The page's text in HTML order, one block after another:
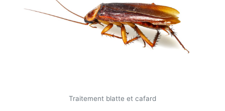
Traitement blatte et cafard